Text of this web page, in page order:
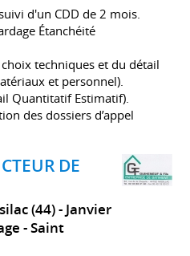
d'un CDD de 2 mois.
Étanchéité
techniques et du détail
et personnel).
Quantitatif Estimatif).
des dossiers d’appel
DE
(44)
Janvier
Saint